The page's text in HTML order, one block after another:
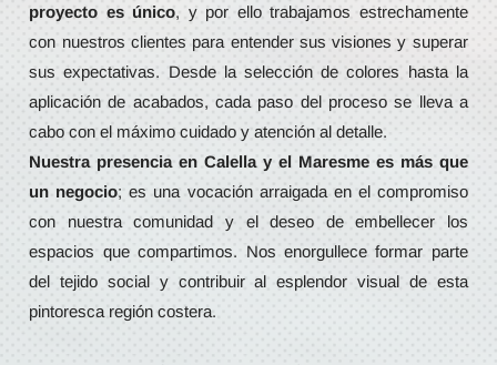
proyecto es único, y por ello trabajamos estrechamente
con nuestros clientes para entender sus visiones y superar
sus expectativas. Desde la selección de colores hasta la
aplicación de acabados, cada paso del proceso se lleva a
cabo con el máximo cuidado y atención al detalle.
Nuestra presencia en Calella y el Maresme es más que
un negocio; es una vocación arraigada en el compromiso
con nuestra comunidad y el deseo de embellecer los
espacios que compartimos. Nos enorgullece formar parte
del tejido social y contribuir al esplendor visual de esta
pintoresca región costera.